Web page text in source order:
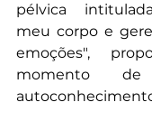
pélvica
meu corpo e
emoções",
momento